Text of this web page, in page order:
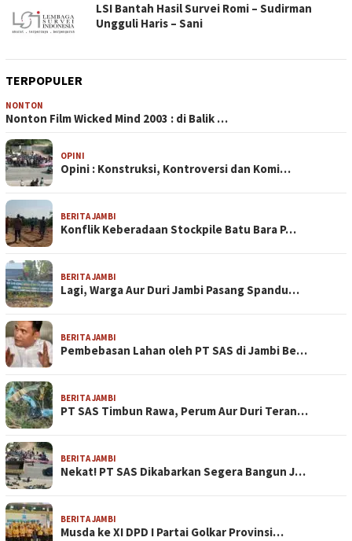
LSI Bantah Hasil Survei Romi – Sudirman
Ungguli Haris – Sani
TERPOPULER
NONTON
Nonton Film Wicked Mind 2003 : di Balik …
OPINI
Opini : Konstruksi, Kontroversi dan Komi…
BERITA JAMBI
Konflik Keberadaan Stockpile Batu Bara P…
BERITA JAMBI
Lagi, Warga Aur Duri Jambi Pasang Spandu…
BERITA JAMBI
Pembebasan Lahan oleh PT SAS di Jambi Be…
BERITA JAMBI
PT SAS Timbun Rawa, Perum Aur Duri Teran…
BERITA JAMBI
Nekat! PT SAS Dikabarkan Segera Bangun J…
BERITA JAMBI
Musda ke XI DPD I Partai Golkar Provinsi…